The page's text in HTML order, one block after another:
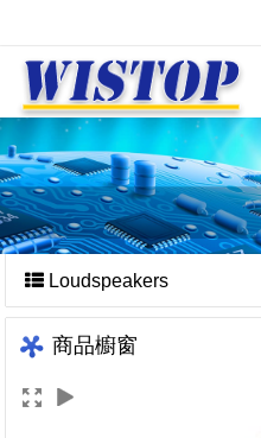
Loudspeakers
商品櫥窗